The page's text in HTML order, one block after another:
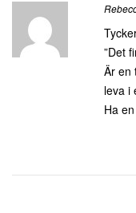
”Det
Är en
leva i
Ha